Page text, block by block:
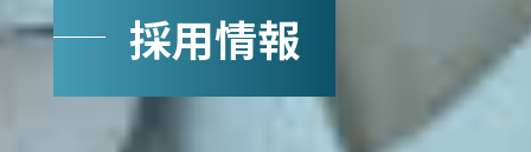
採用情報